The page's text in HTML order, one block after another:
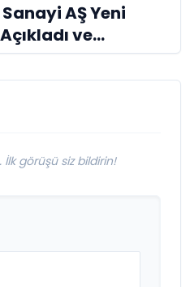
AŞ Yeni
ve
Küresel Vizyon
İlk görüşü siz bildirin!